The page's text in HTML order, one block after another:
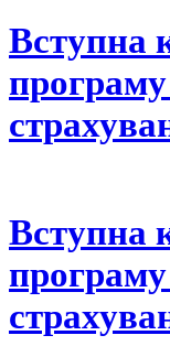
Вступна
Вступна